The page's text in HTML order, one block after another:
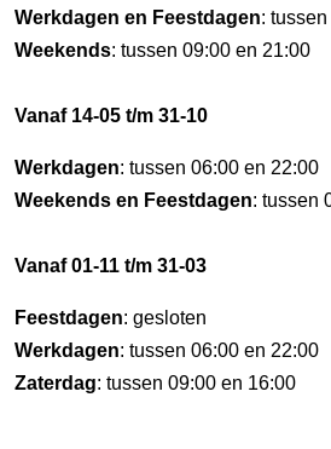
Werkdagen en Feestdagen:
Weekends: tussen 09:00 en 21:00
Vanaf 14-05 t/m 31-10
Werkdagen: tussen 06:00 en 22:00
Weekends en Feestdagen: tussen
Vanaf 01-11 t/m 31-03
Feestdagen: gesloten
Werkdagen: tussen 06:00 en 22:00
Zaterdag: tussen 09:00 en 16:00